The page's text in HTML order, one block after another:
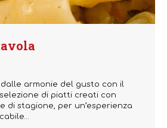
armonie del gusto con il
di piatti creati con
di stagione, per un’esperienza